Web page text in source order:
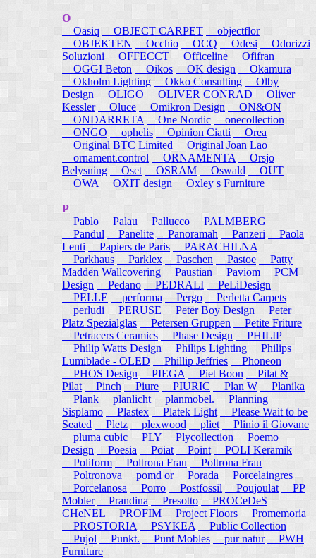
O
Oasiq
OBJECT CARPET
objectflor
OBJEKTEN
Occhio OCQ Odesi
Odorizzi
Soluzioni
OFFECCT Officeline
Ofifran
OGGI Beton
Oikos OK design
Okamura
Okholm Lighting
Okko Consulting
Olby
Design
OLIGO OLIVER CONRAD
Oliver
Kessler
Oluce Omikron Design
ON&ON
ONDARRETA
One Nordic
onecollection
ONGO
ophelis Opinion Ciatti
Orea
Original BTC Limited
Original Joan Lao
ornament.control
ORNAMENTA
Orsjo
Belysning
Oset OSRAM Oswald
OUT
OWA
OXIT design Oxley s Furniture
P
Pablo
Palau Pallucco
PALMBERG
Pandul
Panelite Panoramah Panzeri
Paola
Lenti
Papiers de Paris
PARACHILNA
Parkhaus
Parklex Paschen Pastoe
Patty
Madden Wallcovering
Paustian Paviom
PCM
Design
Pedano PEDRALI
PeLiDesign
PELLE
performa Pergo
Perletta Carpets
perludi
PERUSE Peter Boy Design
Peter
Platz Spezialglas
Petersen Gruppen
Petite Friture
Petracers Ceramics
Phase Design
PHILIP
Philip Watts Design
Philips Lighting
Philips
Lumiblade - OLED
Phillip Jeffries
Phoneon
PHOS Design
PIEGA Piet Boon
Pilat &
Pilat
Pinch Piure PIURIC Plan W
Planika
Plank
planlicht planmobel. Planning
Sisplamo
Plastex Platek Light
Please Wait to be
Seated
Pletz plexwood pliet
Plinio il Giovane
pluma cubic
PLY Plycollection
Poemo
Design
Poesia Poiat Point
POLI Keramik
Poliform
Poltrona Frau
Poltrona Frau
Poltronova
pomd or Porada
Porcelaingres
Porcelanosa
Porro Postfossil Poujoulat
PP
Mobler
Prandina Presotto
PROCeDeS
CHeNEL
PROFIM Project Floors
Promemoria
PROSTORIA
PSYKEA
Public Collection
Pujol
Punkt. Punt Mobles pur natur
PWH
Furniture